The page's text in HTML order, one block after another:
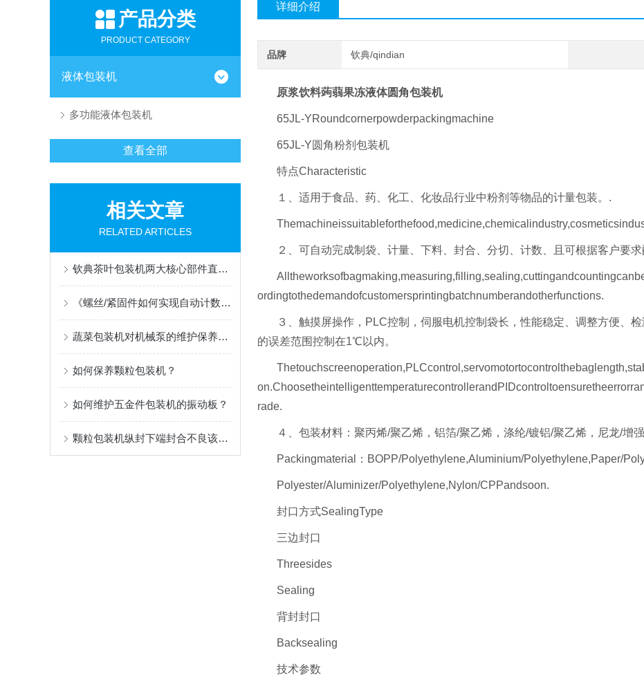
产品分类
PRODUCT CATEGORY
液体包装机
多功能液体包装机
查看全部
相关文章
RELATED ARTICLES
钦典茶叶包装机两大核心部件直接关系到真空与密封效果
《螺丝/紧固件如何实现自动计数包装？振动盘与轨道设计的6个常见避坑要点》
蔬菜包装机对机械泵的维护保养必须注意以下几个方面
如何保养颗粒包装机？
如何维护五金件包装机的振动板？
颗粒包装机纵封下端封合不良该怎么办？
详细介绍
品牌 钦典/qindian
原浆饮料蒟蒻果冻液体圆角包装机
65JL-YRoundcornerpowderpackingmachine
65JL-Y圆角粉剂包装机
特点Characteristic
１、适用于食品、药、化工、化妆品行业中粉剂等物品的计量包装。.
２、可自动完成制袋、计量、下料、封合、分切、计数、且可根据客户要求
ordingtothedemandofcustomersprintingbatchnumberandotherfunctions.
３、触摸屏操作，PLC控制，伺服电机控制袋长，性能稳定、调整方便、
的误差范围控制在1℃以内。
rade.
４、包装材料：聚丙烯/聚乙烯，铝箔/聚乙烯，涤纶/镀铝/聚乙烯，尼龙/增
Packingmaterial：BOPP/Polyethylene,Aluminium/Polyethylene,Paper/
Polyester/Aluminizer/Polyethylene,Nylon/CPPandsoon.
封口方式SealingType
三边封口
Threesides
Sealing
背封封口
Backsealing
技术参数